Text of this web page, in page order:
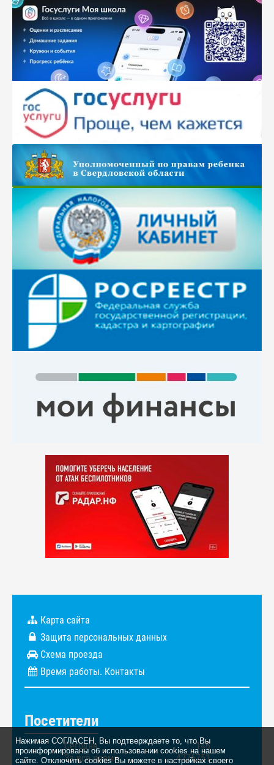
Нажимая СОГЛАСЕН, Вы подтверждаете то, что Вы
проинформированы об использовании cookies на нашем
сайте. Отключить cookies Вы можете в настройках своего
Карта сайта
Защита персональных данных
Схема проезда
Время работы. Контакты
Посетители
Сегодня
146
За всё время
4276751